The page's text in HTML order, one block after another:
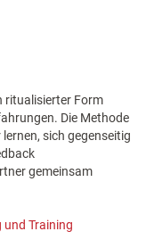
ritualisierter Form
Die Methode
sich gegenseitig
gemeinsam
Training